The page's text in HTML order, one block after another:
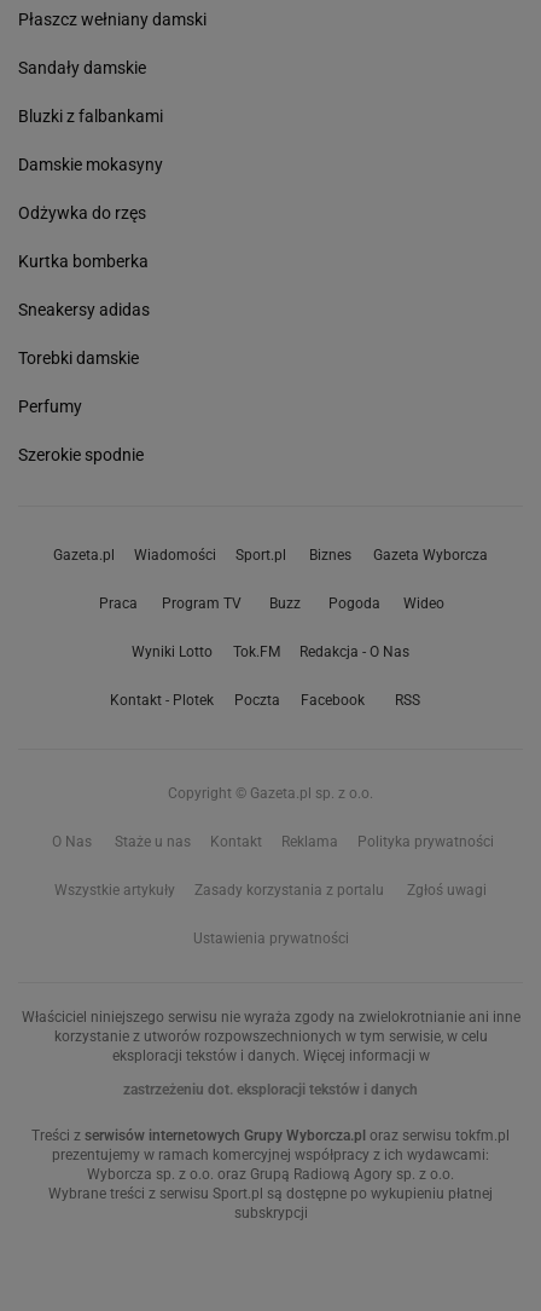
Płaszcz wełniany damski
Sandały damskie
Bluzki z falbankami
Damskie mokasyny
Odżywka do rzęs
Kurtka bomberka
Sneakersy adidas
Torebki damskie
Perfumy
Szerokie spodnie
Gazeta.pl Wiadomości Sport.pl Biznes Gazeta Wyborcza
Praca Program TV Buzz Pogoda Wideo
Wyniki Lotto Tok.FM Redakcja - O Nas
Kontakt - Plotek Poczta Facebook RSS
Copyright © Gazeta.pl sp. z o.o.
O Nas Staże u nas Kontakt Reklama Polityka prywatności
Wszystkie artykuły Zasady korzystania z portalu Zgłoś uwagi
Ustawienia prywatności
Właściciel niniejszego serwisu nie wyraża zgody na zwielokrotnianie ani inne
korzystanie z utworów rozpowszechnionych w tym serwisie, w celu
eksploracji tekstów i danych. Więcej informacji w
zastrzeżeniu dot. eksploracji tekstów i danych
Treści z serwisów internetowych Grupy Wyborcza.pl oraz serwisu tokfm.pl
prezentujemy w ramach komercyjnej współpracy z ich wydawcami:
Wyborcza sp. z o.o. oraz Grupą Radiową Agory sp. z o.o.
Wybrane treści z serwisu Sport.pl są dostępne po wykupieniu płatnej
subskrypcji